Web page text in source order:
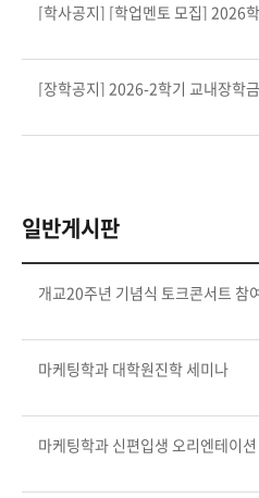
[장학공지] 2026-2학기 교내장학
일반게시판
개교20주년 기념식 토크콘서트 참
마케팅학과 대학원진학 세미나
마케팅학과 신편입생 오리엔테이